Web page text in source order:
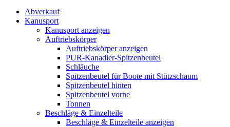
Abverkauf
Kanusport
Kanusport anzeigen
Auftriebskörper
Auftriebskörper anzeigen
PUR-Kanadier-Spitzenbeutel
Schläuche
Spitzenbeutel für Boote mit Stützschaum
Spitzenbeutel hinten
Spitzenbeutel vorne
Tonnen
Beschläge & Einzelteile
Beschläge & Einzelteile anzeigen